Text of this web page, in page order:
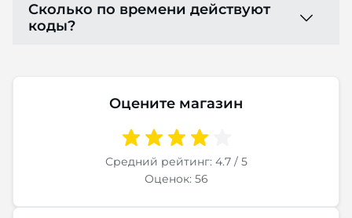
Сколько по времени действуют
коды?
Оцените магазин
Средний рейтинг: 4.7 / 5
Оценок: 56